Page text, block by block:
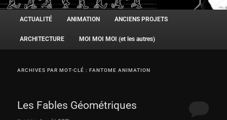
Aller
au
Aller
au
ACTUALITÉ ANIMATION ANCIENS PROJETS
ARCHITECTURE MOI MOI MOI (et les autres)
ARCHIVES PAR MOT-CLÉ :FANTOME ANIMATION
Les Fables Géométriques